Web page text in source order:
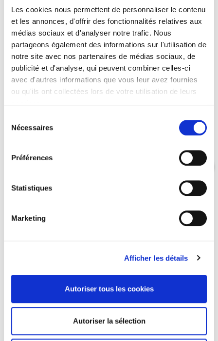
Les cookies nous permettent de personnaliser le contenu
et les annonces, d'offrir des fonctionnalités relatives aux
médias sociaux et d'analyser notre trafic. Nous
partageons également des informations sur l'utilisation de
notre site avec nos partenaires de médias sociaux, de
publicité et d'analyse, qui peuvent combiner celles-ci
avec d'autres informations que vous leur avez fournies
ou qu'ils ont collectées lors de votre utilisation de leurs
Nécessaires
Préférences
Statistiques
Marketing
Afficher les détails
Autoriser tous les cookies
Autoriser la sélection
noir
Ceinture Golf en cuir 30mm réversible blanc ou noir,
boucle balle de golf vernie noir – Collection Freshness
Cette ceinture au cuir raffiné et souple est réglable et
réversible pour changer de coloris selon vos envies. Sa
boucle disponible dans différents coloris pour dynamiser
vos tenues, représente votre passion pour le golf. Elle
s’associe parfaitement...
220,00 € Prix
- +
Ceinture en cuir 30mm réversible – Boucle vernie
bleu électrique
Ceinture Golf en cuir 30mm réversible bleu
électrique/bleu marine, boucle balle de golf vernie bleu
favorite_border